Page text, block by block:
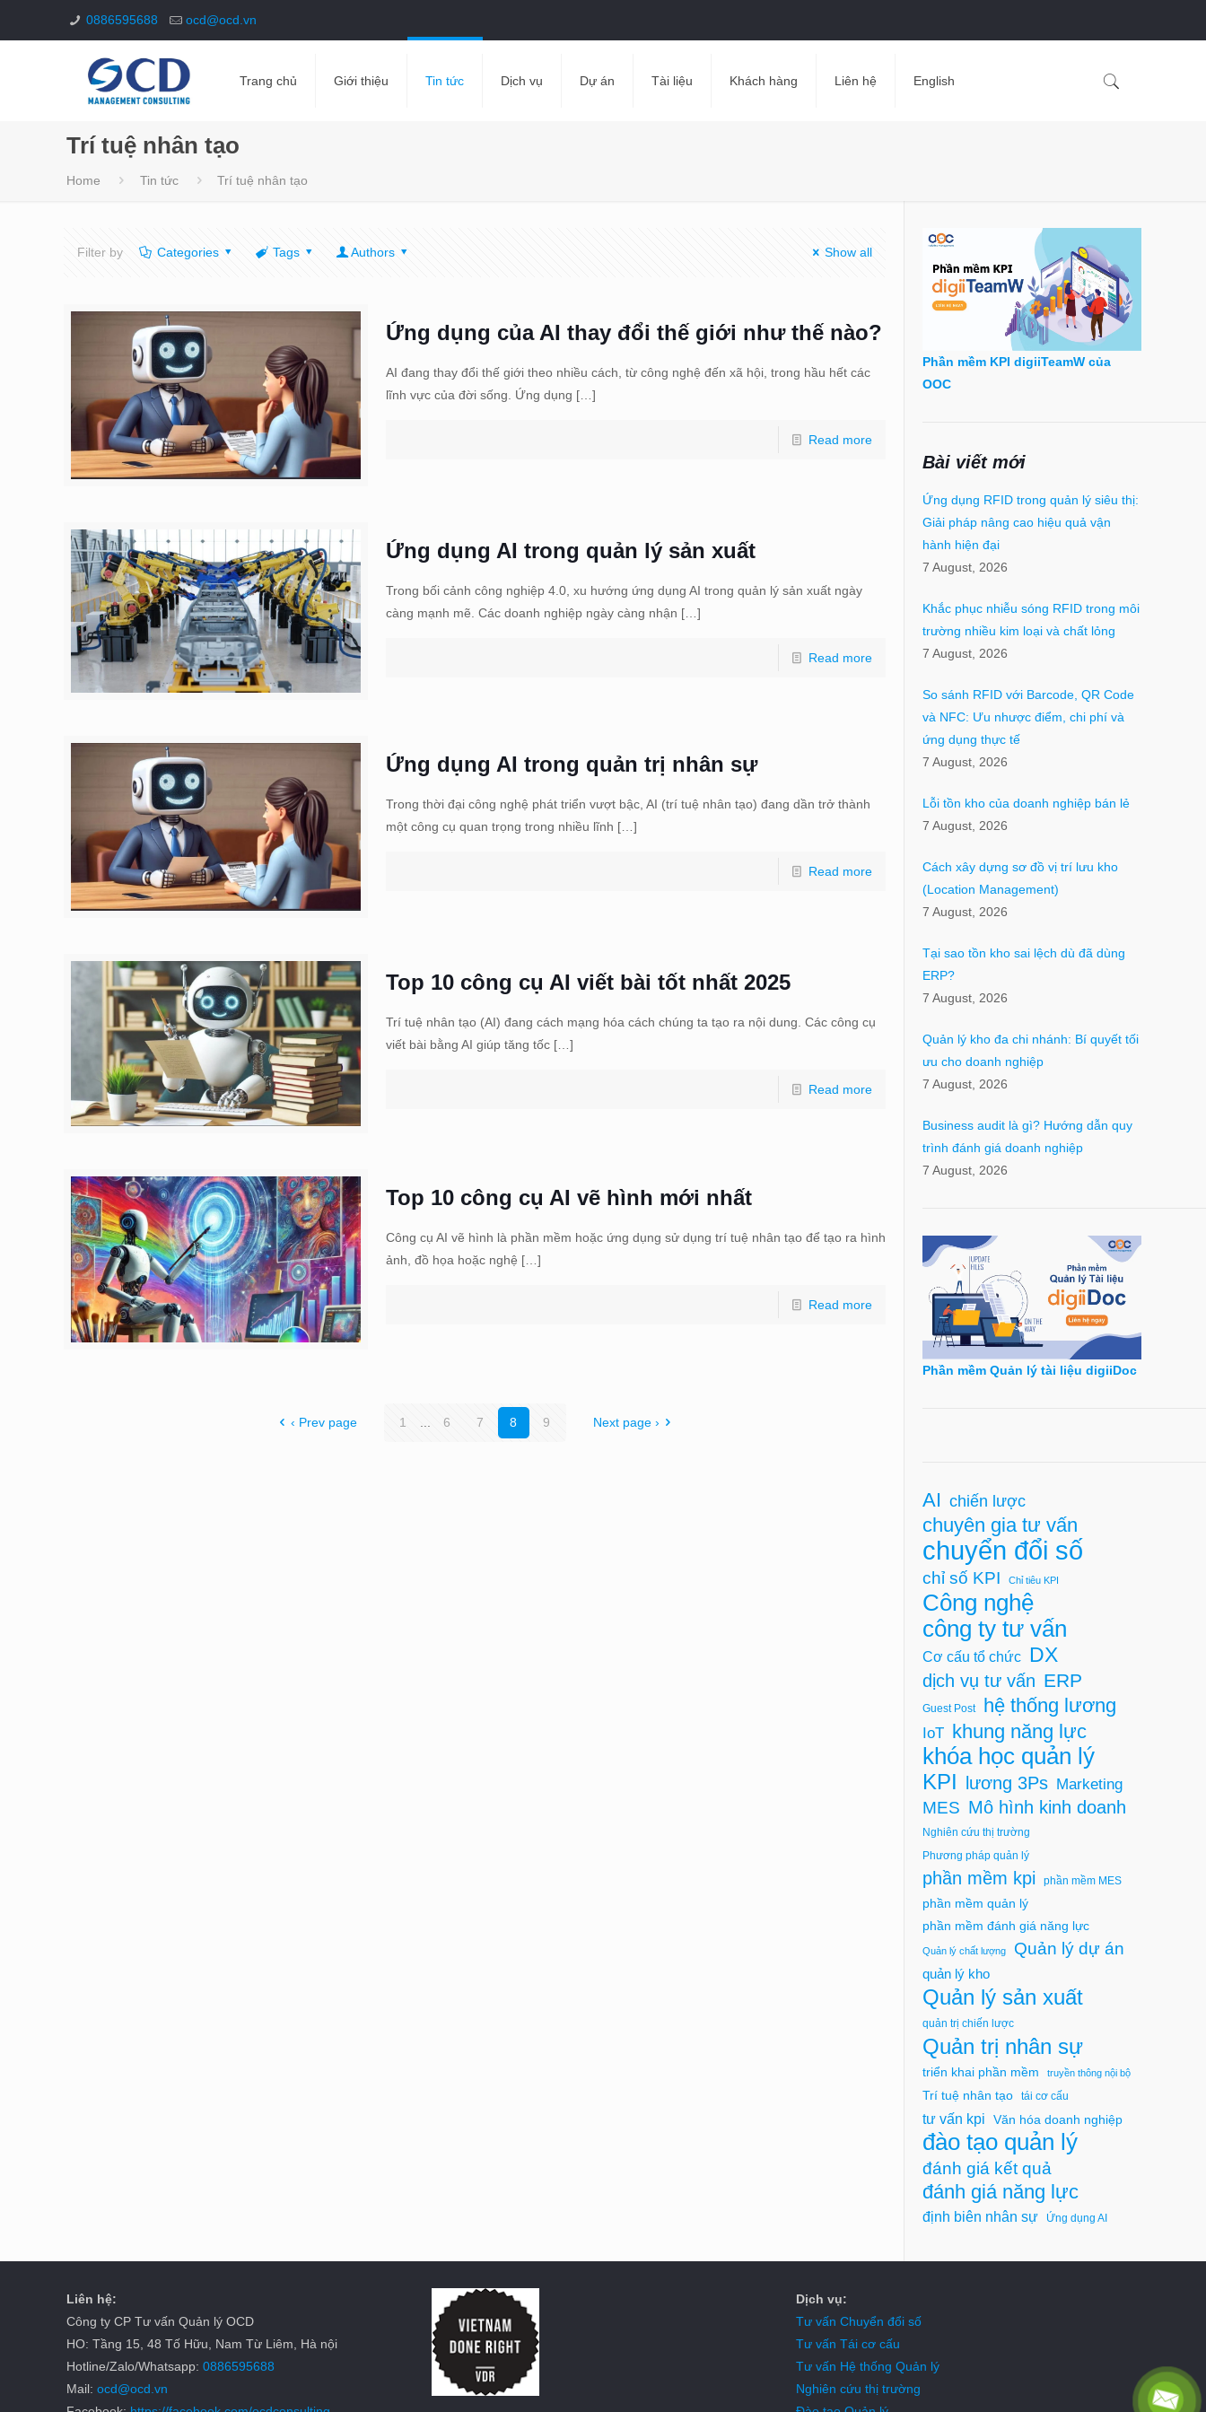
0886595688 ocd@ocd.vn
Trang chủ Giới thiệu Tin tức Dịch vụ Dự án Tài liệu Khách hàng Liên hệ English
Trí tuệ nhân tạo
Home Tin tức Trí tuệ nhân tạo
Filter by Categories Tags Authors Show all
Ứng dụng của AI thay đổi thế giới như thế nào?
AI đang thay đổi thế giới theo nhiều cách, từ công nghệ đến xã hội, trong hầu hết các
lĩnh vực của đời sống. Ứng dụng […]
Read more
Ứng dụng AI trong quản lý sản xuất
Trong bối cảnh công nghiệp 4.0, xu hướng ứng dụng AI trong quản lý sản xuất ngày
càng mạnh mẽ. Các doanh nghiệp ngày càng nhận […]
Read more
Ứng dụng AI trong quản trị nhân sự
Trong thời đại công nghệ phát triển vượt bậc, AI (trí tuệ nhân tạo) đang dần trở thành
một công cụ quan trọng trong nhiều lĩnh […]
Read more
Top 10 công cụ AI viết bài tốt nhất 2025
Trí tuệ nhân tạo (AI) đang cách mạng hóa cách chúng ta tạo ra nội dung. Các công cụ
viết bài bằng AI giúp tăng tốc […]
Read more
Top 10 công cụ AI vẽ hình mới nhất
Công cụ AI vẽ hình là phần mềm hoặc ứng dụng sử dụng trí tuệ nhân tạo để tạo ra hình
ảnh, đồ họa hoặc nghệ […]
Read more
‹ Prev page 1 6 7 8 9 Next page ›
Phần mềm KPI digiiTeamW của
OOC
Bài viết mới
Ứng dụng RFID trong quản lý siêu thị:
Giải pháp nâng cao hiệu quả vận
hành hiện đại
7 August, 2026
Khắc phục nhiễu sóng RFID trong môi
trường nhiều kim loại và chất lỏng
7 August, 2026
So sánh RFID với Barcode, QR Code
và NFC: Ưu nhược điểm, chi phí và
ứng dụng thực tế
7 August, 2026
Lỗi tồn kho của doanh nghiệp bán lẻ
7 August, 2026
Cách xây dựng sơ đồ vị trí lưu kho
(Location Management)
7 August, 2026
Tại sao tồn kho sai lệch dù đã dùng
ERP?
7 August, 2026
Quản lý kho đa chi nhánh: Bí quyết tối
ưu cho doanh nghiệp
7 August, 2026
Business audit là gì? Hướng dẫn quy
trình đánh giá doanh nghiệp
7 August, 2026
Phần mềm Quản lý tài liệu digiiDoc
AI chiến lược
chuyên gia tư vấn
chuyển đổi số
chỉ số KPI Chỉ tiêu KPI
Công nghệ
công ty tư vấn
Cơ cấu tổ chức DX
dịch vụ tư vấn ERP
Guest Post hệ thống lương
IoT khung năng lực
khóa học quản lý
KPI lương 3Ps Marketing
MES Mô hình kinh doanh
Nghiên cứu thị trường
Phương pháp quản lý
phần mềm kpi phần mềm MES
phần mềm quản lý
phần mềm đánh giá năng lực
Quản lý chất lượng Quản lý dự án
quản lý kho
Quản lý sản xuất
quản trị chiến lược
Quản trị nhân sự
triển khai phần mềm truyền thông nội bộ
Trí tuệ nhân tạo tái cơ cấu
tư vấn kpi Văn hóa doanh nghiệp
đào tạo quản lý
đánh giá kết quả
đánh giá năng lực
định biên nhân sự Ứng dụng AI
Liên hệ:
Công ty CP Tư vấn Quản lý OCD
HO: Tầng 15, 48 Tố Hữu, Nam Từ Liêm, Hà nội
Hotline/Zalo/Whatsapp:0886595688
Mail:ocd@ocd.vn
Dịch vụ:
Tư vấn Chuyển đổi số
Tư vấn Tái cơ cấu
Tư vấn Hệ thống Quản lý
Nghiên cứu thị trường